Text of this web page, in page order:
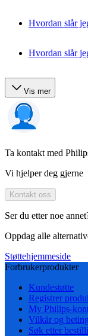
Hvordan slår
Hvordan slår
Vis mer
Ta kontakt med
Vi hjelper deg gjerne
Kontakt oss
Ser du etter noe
Oppdag alle
Støttehjemmeside
Forbrukerprodukter
Kundestøtte
Registrer
My Philips-
Vilkår og
Søk etter